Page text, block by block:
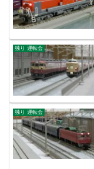
独り 運転会
独り 運転会